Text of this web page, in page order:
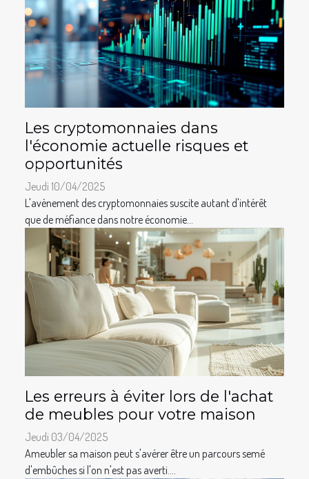
Les cryptomonnaies dans
l'économie actuelle risques et
opportunités
Jeudi 10/04/2025
L'avènement des cryptomonnaies suscite autant d'intérêt
que de méfiance dans notre économie...
Les erreurs à éviter lors de l'achat
de meubles pour votre maison
Jeudi 03/04/2025
Ameubler sa maison peut s'avérer être un parcours semé
d'embûches si l'on n'est pas averti....